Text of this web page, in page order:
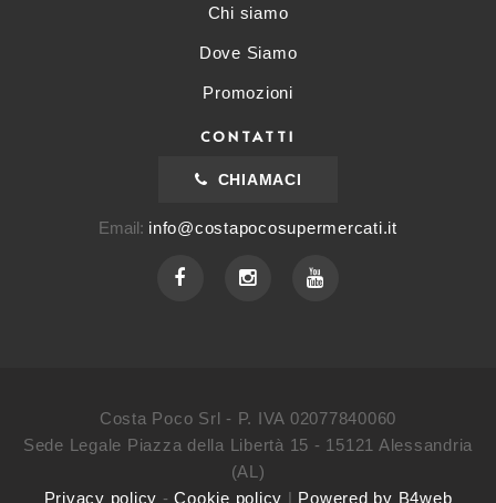
Chi siamo
Dove Siamo
Promozioni
CONTATTI
CHIAMACI
Email: info@costapocosupermercati.it
Costa Poco Srl - P. IVA 02077840060
Sede Legale Piazza della Libertà 15 - 15121 Alessandria
(AL)
Privacy policy -Cookie policy | Powered by B4web